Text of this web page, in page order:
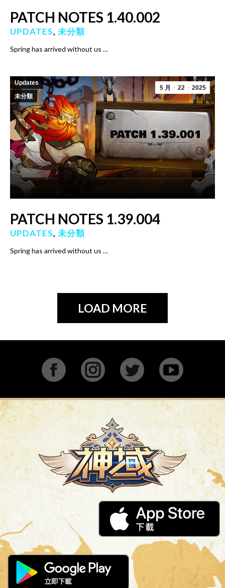
PATCH NOTES 1.40.002
UPDATES, 未分類
Spring has arrived without us …
5 月 22 2025
Updates
未分類
PATCH NOTES 1.39.004
UPDATES, 未分類
Spring has arrived without us …
LOAD MORE
FacebookInstagram
Twitter